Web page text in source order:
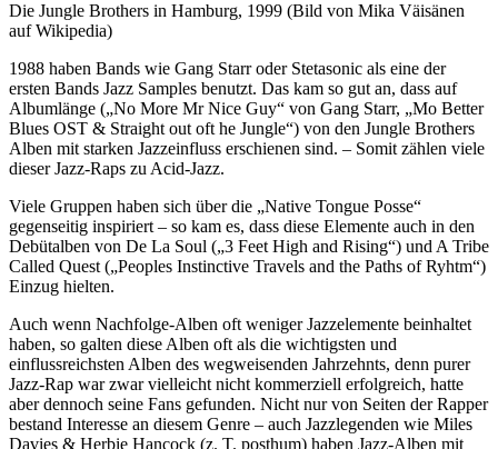
Die Jungle Brothers in Hamburg, 1999 (Bild von Mika Väisänen
auf Wikipedia)
1988 haben Bands wie Gang Starr oder Stetasonic als eine der
ersten Bands Jazz Samples benutzt. Das kam so gut an, dass auf
Albumlänge („No More Mr Nice Guy“ von Gang Starr, „Mo Better
Blues OST & Straight out oft he Jungle“) von den Jungle Brothers
Alben mit starken Jazzeinfluss erschienen sind. – Somit zählen viele
dieser Jazz-Raps zu Acid-Jazz.
Viele Gruppen haben sich über die „Native Tongue Posse“
gegenseitig inspiriert – so kam es, dass diese Elemente auch in den
Debütalben von De La Soul („3 Feet High and Rising“) und A Tribe
Called Quest („Peoples Instinctive Travels and the Paths of Ryhtm“)
Einzug hielten.
Auch wenn Nachfolge-Alben oft weniger Jazzelemente beinhaltet
haben, so galten diese Alben oft als die wichtigsten und
einflussreichsten Alben des wegweisenden Jahrzehnts, denn purer
Jazz-Rap war zwar vielleicht nicht kommerziell erfolgreich, hatte
aber dennoch seine Fans gefunden. Nicht nur von Seiten der Rapper
bestand Interesse an diesem Genre – auch Jazzlegenden wie Miles
Davies & Herbie Hancock (z. T. posthum) haben Jazz-Alben mit